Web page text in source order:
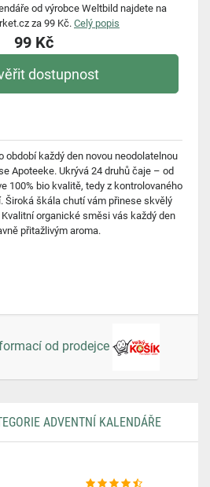
od výrobce Weltbild najdete na
za 99 Kč. Celý popis
99 Kč
dostupnost
období každý den novou neodolatelnou
Apoteeke. Ukrývá 24 druhů čaje – od
100% bio kvalitě, tedy z kontrolovaného
Široká škála chutí vám přinese skvělý
organické směsi vás každý den
přitažlivým aroma.
od prodejce
ADVENTNÍ KALENDÁŘE